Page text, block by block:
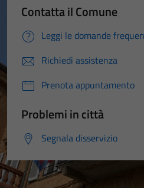
Contatta il Comune
Leggi le domande
Richiedi assistenza
Prenota appuntamento
Problemi in città
Segnala disservizio